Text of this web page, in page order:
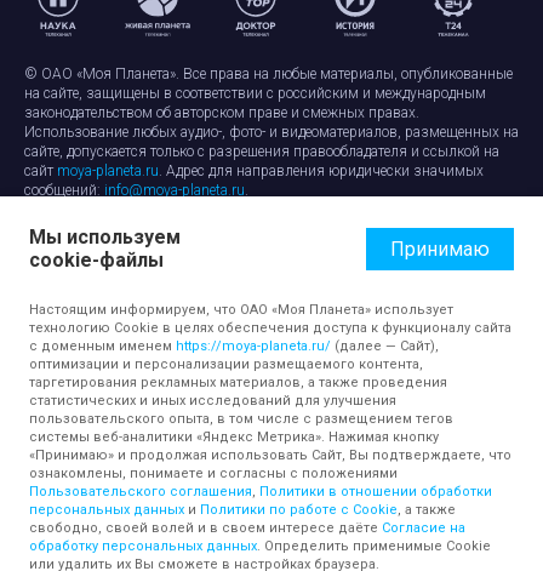
© ОАО «Моя Планета». Все права на любые материалы, опубликованные
на сайте, защищены в соответствии с российским и международным
законодательством об авторском праве и смежных правах.
Использование любых аудио-, фото- и видеоматериалов, размещенных на
сайте, допускается только с разрешения правообладателя и ссылкой на
сайт moya-planeta.ru. Адрес для направления юридически значимых
сообщений: info@moya-planeta.ru.
Правила сайтаРабота с cookie-файлами
Защита персональных данных
Обработка персональных данных
Мы используем
cookie-файлы
Принимаю
Настоящим информируем, что ОАО «Моя Планета» использует
технологию Cookie в целях обеспечения доступа к функционалу сайта
с доменным именем https://moya-planeta.ru/ (далее — Сайт),
оптимизации и персонализации размещаемого контента,
таргетирования рекламных материалов, а также проведения
статистических и иных исследований для улучшения
пользовательского опыта, в том числе с размещением тегов
системы веб-аналитики «Яндекс Метрика». Нажимая кнопку
«Принимаю» и продолжая использовать Сайт, Вы подтверждаете, что
ознакомлены, понимаете и согласны с положениями
Пользовательского соглашения, Политики в отношении обработки
персональных данных и Политики по работе с Cookie, а также
свободно, своей волей и в своем интересе даёте Согласие на
обработку персональных данных. Определить применимые Cookie
или удалить их Вы сможете в настройках браузера.